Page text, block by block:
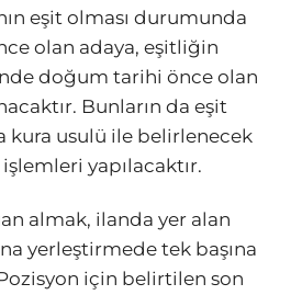
eşit olması durumunda
olan adaya, eşitliğin
doğum tarihi önce olan
Bunların da eşit
kura usulü ile belirlenecek
yapılacaktır.
almak, ilanda yer alan
yerleştirmede tek başına
için belirtilen son